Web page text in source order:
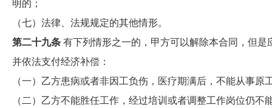
明的；
（七）法律、法规规定的其他情形。
第二十九条 有下列情形之一的，甲方可以解除本合同，但
并依法支付经济补偿：
（一）乙方患病或者非因工负伤，医疗期满后，不能从事
（二）乙方不能胜任工作，经过培训或者调整工作岗位仍不